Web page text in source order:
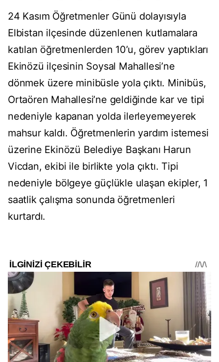
24 Kasım Öğretmenler Günü dolayısıyla
Elbistan ilçesinde düzenlenen kutlamalara
katılan öğretmenlerden 10’u, görev yaptıkları
Ekinözü ilçesinin Soysal Mahallesi’ne
dönmek üzere minibüsle yola çıktı. Minibüs,
Ortaören Mahallesi’ne geldiğinde kar ve tipi
nedeniyle kapanan yolda ilerleyemeyerek
mahsur kaldı. Öğretmenlerin yardım istemesi
üzerine Ekinözü Belediye Başkanı Harun
Vicdan, ekibi ile birlikte yola çıktı. Tipi
nedeniyle bölgeye güçlükle ulaşan ekipler, 1
saatlik çalışma sonunda öğretmenleri
kurtardı.